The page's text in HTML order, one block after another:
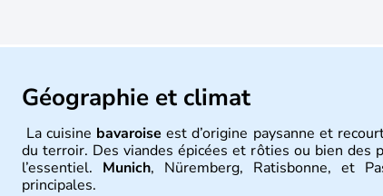
Géographie et climat
La cuisine bavaroise est d’origine paysanne et
du terroir. Des viandes épicées et rôties ou bien des
l’essentiel. Munich, Nüremberg, Ratisbonne, et
principales.